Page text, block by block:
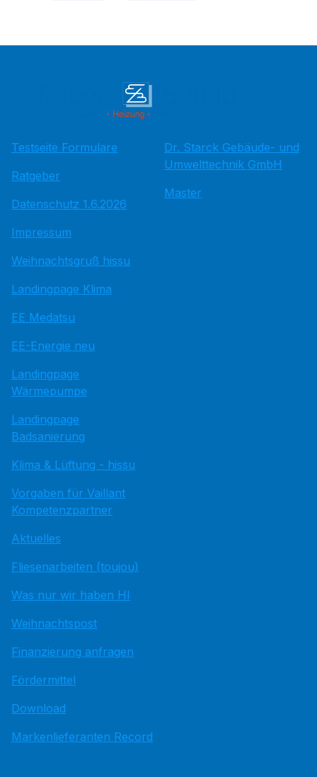
Testseite Formulare
Ratgeber
Datenschutz 1.6.2026
Impressum
Weihnachtsgruß hissu
Landingpage Klima
EE Medatsu
EE-Energie neu
Landingpage
Wärmepumpe
Landingpage
Badsanierung
Klima & Lüftung - hissu
Vorgaben für Vaillant
Kompetenzpartner
Aktuelles
Fliesenarbeiten (toujou)
Was nur wir haben HI
Weihnachtspost
Finanzierung anfragen
Fördermittel
Download
Markenlieferanten Record
Dr. Starck Gebäude- und
Umwelttechnik GmbH
Master